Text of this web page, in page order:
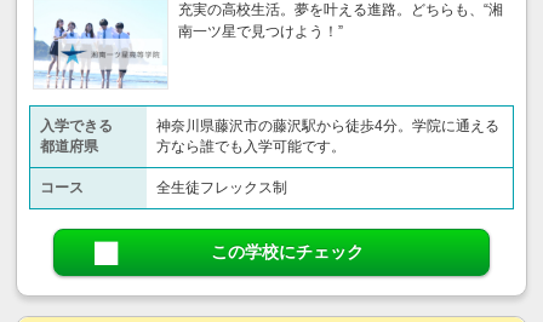
充実の高校生活。夢を叶える進路。どちらも、“湘
南一ツ星で見つけよう！”
入学できる
都道府県
神奈川県藤沢市の藤沢駅から徒歩4分。学院に通える
方なら誰でも入学可能です。
コース 全生徒フレックス制
この学校にチェック